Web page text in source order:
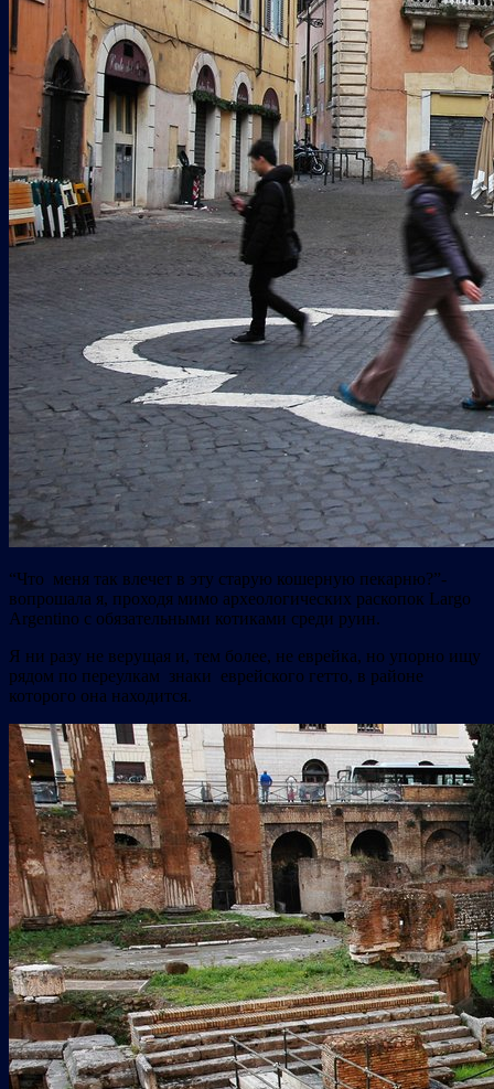
“Что меня так влечет в эту старую кошерную пекарню?”-
вопрошала я, проходя мимо археологических раскопок Largo
Argentino с обязательными котиками среди руин.
Я ни разу не верущая и, тем более, не еврейка, но упорно ищу
рядом по переулкам знаки еврейского гетто, в районе
которого она находится.